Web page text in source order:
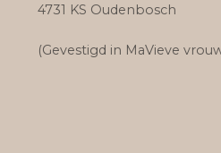
4731 KS Oudenbosch
(Gevestigd in MaVieve